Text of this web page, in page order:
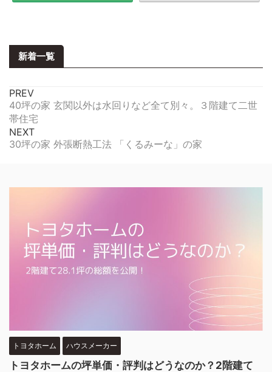
新着一覧
PREV
40坪の家 玄関以外は水回りなど全て別々。３階建て二世
帯住宅
NEXT
30坪の家 外張断熱工法 「くるみーな」の家
トヨタホーム ハウスメーカー
トヨタホームの坪単価・評判はどうなのか？2階建て